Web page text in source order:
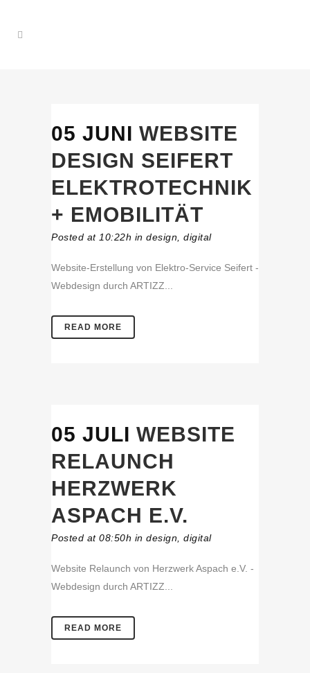
05 JUNI WEBSITE
DESIGN SEIFERT
ELEKTROTECHNIK
+ EMOBILITÄT
Posted at 10:22h in design digital
Website-Erstellung von Elektro-Service Seifert -
Webdesign durch ARTIZZ...
READ MORE
05 JULI WEBSITE
RELAUNCH
HERZWERK
ASPACH E.V.
Posted at 08:50h in design digital
Website Relaunch von Herzwerk Aspach e.V. -
Webdesign durch ARTIZZ...
READ MORE